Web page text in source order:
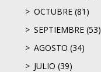
OCTUBRE (81)
SEPTIEMBRE (53)
AGOSTO (34)
JULIO (39)